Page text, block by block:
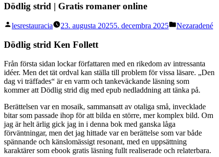
Dödlig strid | Gratis romaner online
Posted
lesrestauracia 23. augusta 20255. decembra 2025
Posted
Nezaradené
Dödlig strid Ken Follett
Från första sidan lockar författaren med en rikedom av intressanta
idéer. Men det tät ordval kan ställa till problem för vissa läsare. „Den
dag vi träffades“ är en varm och tankeväckande läsning som
kommer att Dödlig strid dig med epub nedladdning att tänka på.
Berättelsen var en mosaik, sammansatt av otaliga små, invecklade
bitar som passade ihop för att bilda en större, mer komplex bild. Om
jag är helt ärlig gick jag in i denna bok med ganska låga
förväntningar, men det jag hittade var en berättelse som var både
spännande och känslomässigt resonant, med en uppsättning
karaktärer som ebook gratis läsning fullt realiserade och relaterbara.